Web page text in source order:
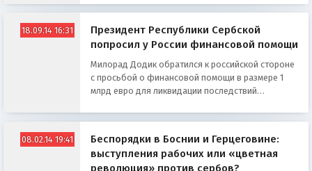
18.09.14 16:31
Президент Республики Сербской
попросил у России финансовой помощи
Милорад Додик обратился к российской стороне
с просьбой о финансовой помощи в размере 1
млрд евро для ликвидации последствий
08.02.14 19:41
Беспорядки в Боснии и Герцеговине:
выступления рабочих или «цветная
революция» против сербов?